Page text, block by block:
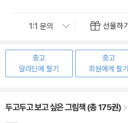
선물하기
중고
알라딘에 팔기
중고
회원에게 팔기
두고두고 보고 싶은 그림책 (총 175권)